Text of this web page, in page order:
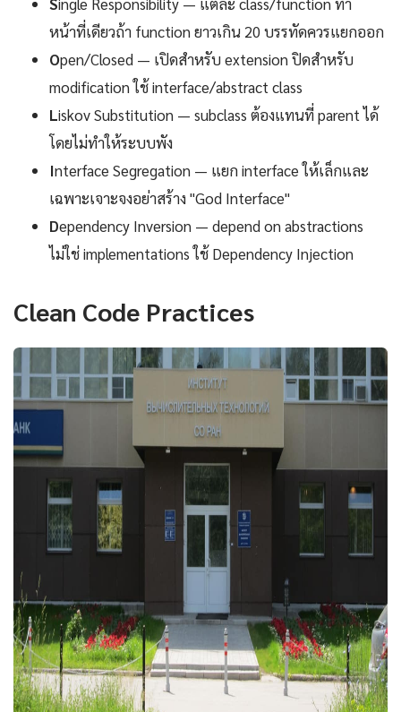
หน้าที่เดียวถ้า function ยาวเกิน 20 บรรทัดควรแยกออก
Open/Closed — เปิดสำหรับ extension ปิดสำหรับ
modification ใช้ interface/abstract class
Liskov Substitution — subclass ต้องแทนที่ parent ได้
โดยไม่ทำให้ระบบพัง
Interface Segregation — แยก interface ให้เล็กและ
เฉพาะเจาะจงอย่าสร้าง "God Interface"
Dependency Inversion — depend on abstractions
ไม่ใช่ implementations ใช้ Dependency Injection
Clean Code Practices